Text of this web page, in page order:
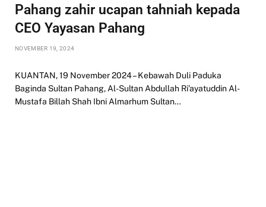
Pahang zahir ucapan tahniah kepada
CEO Yayasan Pahang
NOVEMBER 19, 2024
KUANTAN, 19 November 2024 – Kebawah Duli Paduka
Baginda Sultan Pahang, Al-Sultan Abdullah Ri’ayatuddin Al-
Mustafa Billah Shah Ibni Almarhum Sultan…